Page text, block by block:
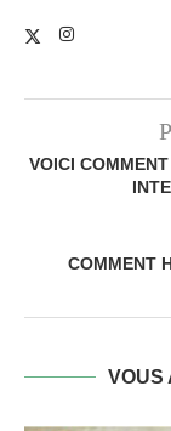
VOICI
COMMENT
VOUS